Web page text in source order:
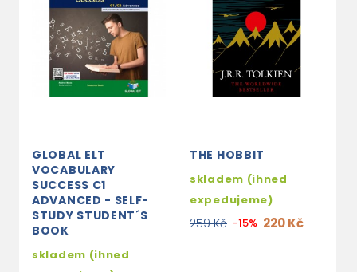
GLOBAL ELT
VOCABULARY
SUCCESS C1
ADVANCED - SELF-
STUDY STUDENT´S
BOOK
skladem (ihned
THE HOBBIT
skladem (ihned
expedujeme)
259 Kč -15% 220 Kč